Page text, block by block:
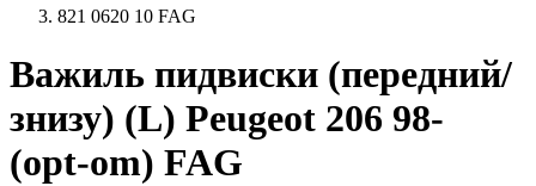
821 0620 10 FAG
Важиль пидвиски (передний/
знизу) (L) Peugeot 206 98-
(opt-om) FAG